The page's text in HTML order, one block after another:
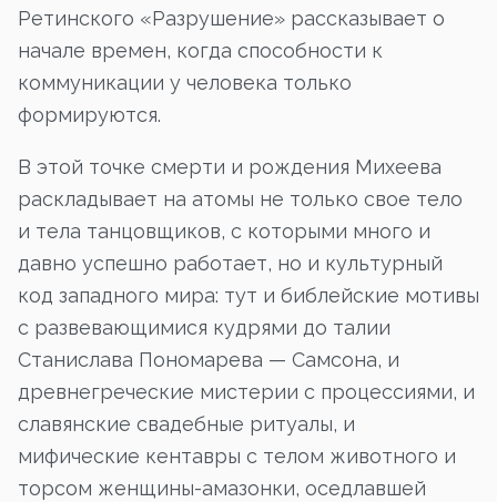
Ретинского «Разрушение» рассказывает о
начале времен, когда способности к
коммуникации у человека только
формируются.
В этой точке смерти и рождения Михеева
раскладывает на атомы не только свое тело
и тела танцовщиков, с которыми много и
давно успешно работает, но и культурный
код западного мира: тут и библейские мотивы
с развевающимися кудрями до талии
Станислава Пономарева — Самсона, и
древнегреческие мистерии с процессиями, и
славянские свадебные ритуалы, и
мифические кентавры с телом животного и
торсом женщины-амазонки, оседлавшей